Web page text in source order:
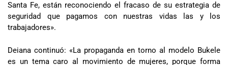
Santa Fe, están reconociendo el fracaso de su estrategia de
seguridad que pagamos con nuestras vidas las y los
trabajadores».
Deiana continuó: «La propaganda en torno al modelo Bukele
es un tema caro al movimiento de mujeres, porque forma